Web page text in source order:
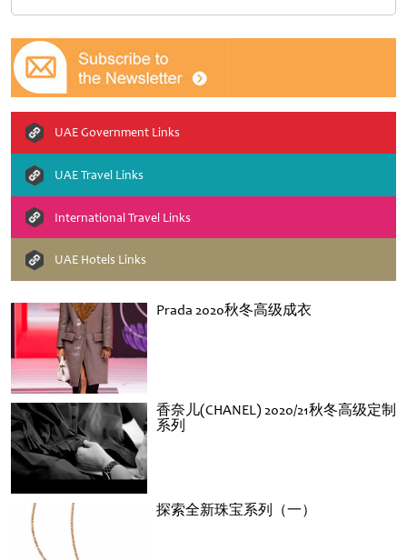
Prada 2020秋冬高级成衣
香奈儿(CHANEL) 2020/21秋冬高级定制
系列
探索全新珠宝系列（一）
UAE Government Links
UAE Travel Links
International Travel Links
UAE Hotels Links